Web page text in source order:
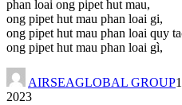
phan loai ong pipet hut mau,
ong pipet hut mau phan loai gi,
ong pipet hut mau phan loai quy
ong pipet hut mau phan loai gì,
AIRSEAGLOBAL GROUP
2023